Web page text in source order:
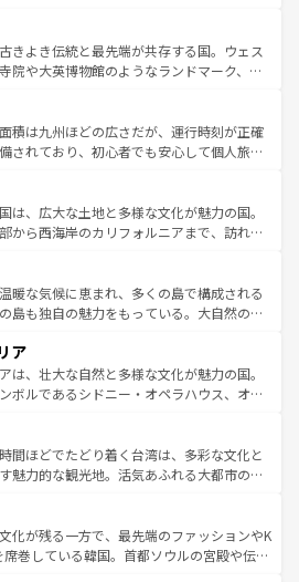
ンの発祥地であるランス、プロヴァンスの
ダー畑など、多彩な楽しみ方が可能だ。さ
の地域にも魅力が溢れており、どの街角に
運ぶとそれぞれで全く異なる文化を体験で
きるだろう。 なお、新着のフランス情報はコンテンツ一覧
い。
は、どこを歩いても飽きることがない。ベ
活気、バイエルン州のアルプスの絶景、そ
いのワイン畑といった風景は必見。ビール
はぜひ体験してほしい。 なお、新着の
コンテンツ一覧を参照してほしい。
きよき伝統と最先端が共存する国。ウェス
院や大英博物館のようなランドマーク、歴
る魅力がある。また、優雅なアフタヌーン
好きにはたまらない英国パブ、サッカー観
からこそできる体験も豊富。イギリスを旅
してほしい。
積は九州ほどの広さだが、運行時刻が正確
されており、初心者でも安心して個人旅行
ま残る町や、スイスならではのユニークな
アルプス観光だけでなく町歩きも満喫する
国民の所得が高いため物価も高いが、旅行
で観光を楽しむこともできる。 なお、新
はコンテンツ一覧 を参照してほしい。
は、広大な土地と多様な文化が魅力の国。
から西海岸のカリフォルニアまで、訪れる
市は、観光、ショッピング、エンターテイ
った刺激的なスポットだ。一方、アメリカ
が広がり、グランドキャニオンやイエロー
リンズでは、音楽と美食が融合した独特の
行者はアメリカの各地域で異なる魅力を楽
の多様性と豊かな歴史を感じることができ
タイルだ。 なお、新着のアメリカ
ツ一覧を参照してほしい。
暖な気候に恵まれ、多くの島で構成される
島も独自の魅力をもっている。大自然の神
ない。また、定番の観光地といえばオアフ
自然を求めるならマウイ島やカウアイ島が
ラルドグリーンに輝く海をはじめ、豊かな
の心で訪れる人々を迎えてくれるハワイの
ローカルフードやハワイアンミュージッ
ラダンスなど、すべてがハワイの魅力を彩
しい。 なお、新着のハワイ情報
覧を参照してほしい。
ア
は、壮大な自然と多様な文化が魅力の国。
ボルであるシドニー・オペラハウス、オー
陸中央部にそびえるウルル（エアーズロッ
アの美しい原生林やケアンズの熱帯雨林な
たくさん。また、カフェやワイン、オージ
ビティも充実しており、サーフィンやダイ
ングなど、アウトドア好きにはたまらな
リアの多彩な魅力を存分に味わいつくそ
間ほどでたどり着く台湾は、多彩な文化と
魅力的な観光地。活気あふれる大都市の台
山岳地帯である台湾東部など、都市の喧騒
が共存しており、訪れる人に新しい発見と
てくれる。また、奥深い台湾の食文化も魅
化が残る一方で、最先端のファッションやK
巻している韓国。首都ソウルの宮殿や伝統